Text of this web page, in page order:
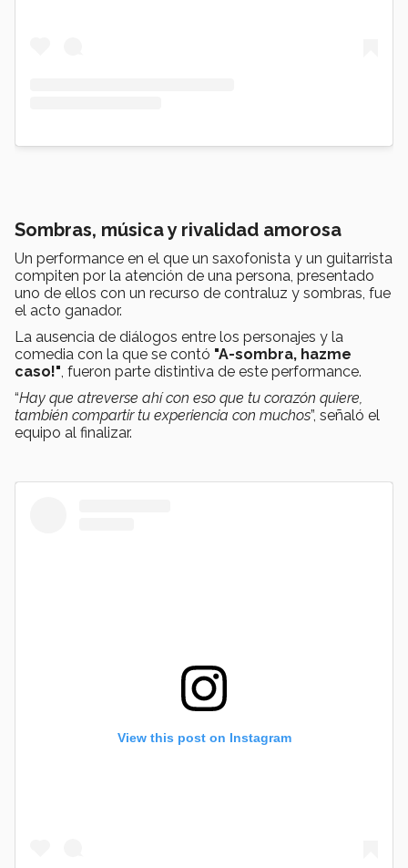
Sombras, música y rivalidad amorosa
Un performance en el que un saxofonista y un guitarrista
compiten por la atención de una persona, presentado
uno de ellos con un recurso de contraluz y sombras, fue
el acto ganador.
La ausencia de diálogos entre los personajes y la
comedia con la que se contó "A-sombra, hazme
caso!", fueron parte distintiva de este performance.
“Hay que atreverse ahí con eso que tu corazón quiere,
también compartir tu experiencia con muchos”, señaló el
equipo al finalizar.
View this post on Instagram